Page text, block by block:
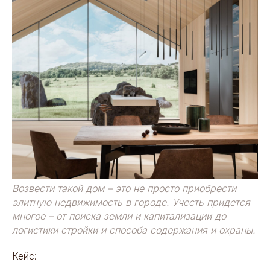
Возвести такой дом – это не просто приобрести
элитную недвижимость в городе. Учесть придется
многое – от поиска земли и капитализации до
логистики стройки и способа содержания и охраны.
Кейс: